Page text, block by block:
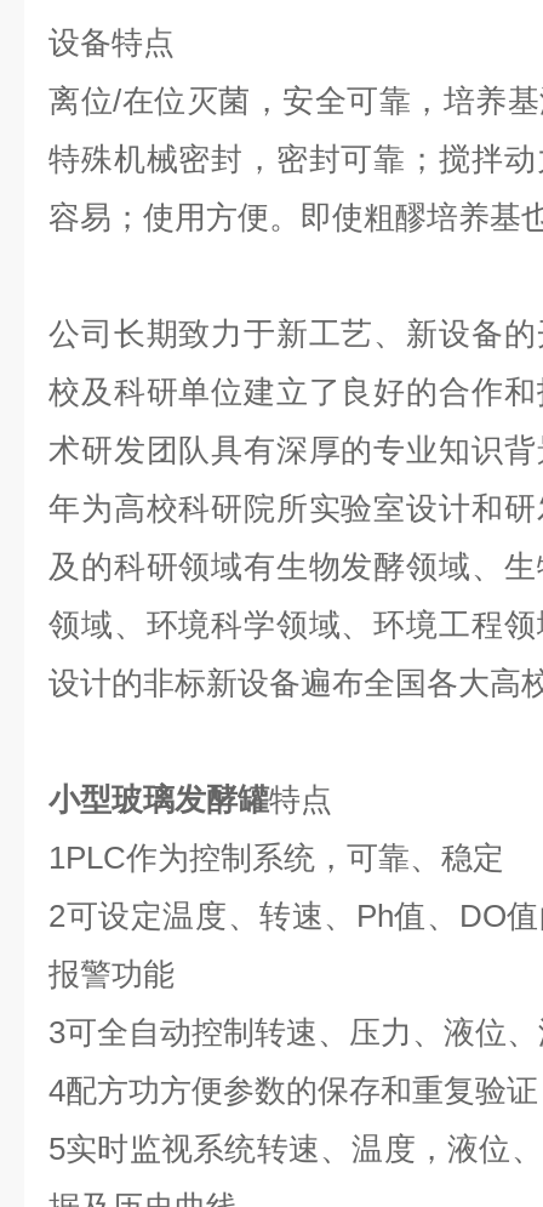
设备特点
离位/在位灭菌，安全可靠，培养
特殊机械密封，密封可靠；搅拌
容易；使用方便。即使粗醪培养基
公司长期致力于新工艺、新设备
校及科研单位建立了良好的合作
术研发团队具有深厚的专业知识
年为高校科研院所实验室设计和
及的科研领域有生物发酵领域、
领域、环境科学领域、环境工程
设计的非标新设备遍布全国各大高
小型玻璃发酵罐特点
1PLC作为控制系统，可靠、稳定
2可设定温度、转速、Ph值、DO
报警功能
3可全自动控制转速、压力、液位
4配方功方便参数的保存和重复验证
5实时监视系统转速、温度，液位